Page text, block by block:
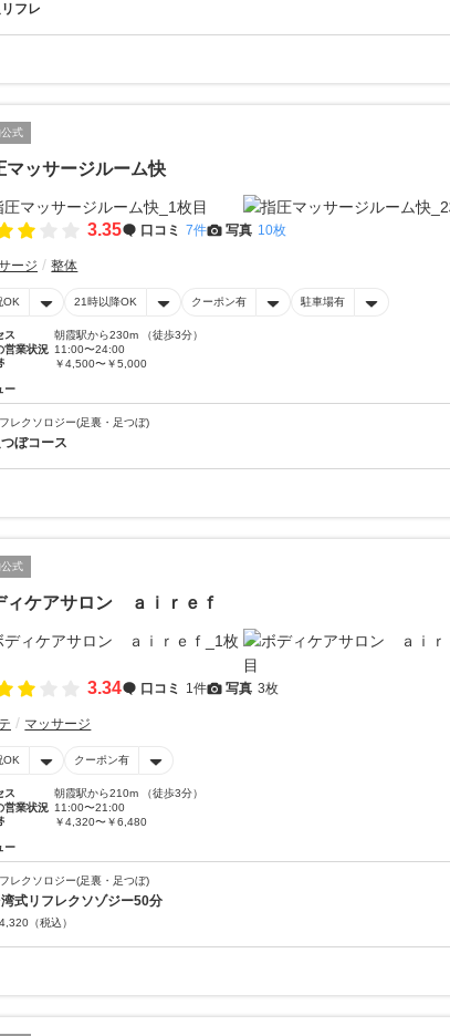
フレ
式
マッサージルーム快
3.35 口コミ 7件 写真 10枚
ージ 整体
OK 21時以降OK クーポン有 駐車場有
ス
朝霞駅から230m （徒歩3分）
営業状況 11:00〜24:00
￥4,500〜￥5,000
ー
レクソロジー(足裏・足つぼ)
ぼコース
式
ィケアサロン ａｉｒｅｆ
3.34 口コミ 1件 写真 3枚
マッサージ
OK クーポン有
ス
朝霞駅から210m （徒歩3分）
営業状況 11:00〜21:00
￥4,320〜￥6,480
ー
レクソロジー(足裏・足つぼ)
式リフレクソゾジー50分
4,320 （税込）